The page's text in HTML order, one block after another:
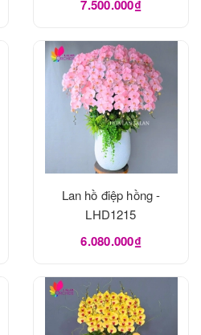
7.500.000₫
Lan hồ điệp hồng -
LHD1215
6.080.000₫